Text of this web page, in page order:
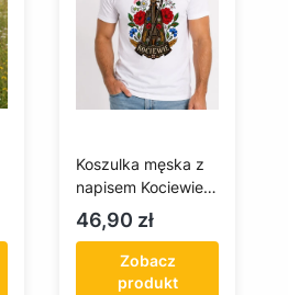
Koszulka męska z
napisem Kociewie i
ludowymi
skrzypcami
Cena
46,90 zł
Zobacz
produkt